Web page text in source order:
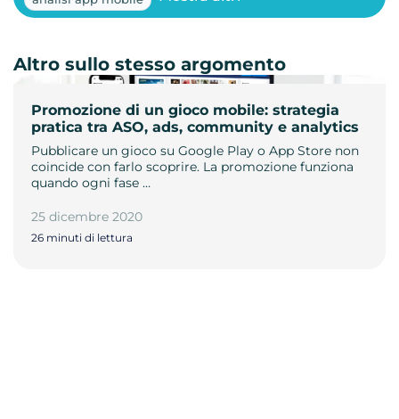
Promozione di un gioco mobile: strategia
pratica tra ASO, ads, community e analytics
Pubblicare un gioco su Google Play o App Store non
coincide con farlo scoprire. La promozione funziona
quando ogni fase …
25 dicembre 2020
26 minuti di lettura
Altro sullo stesso argomento